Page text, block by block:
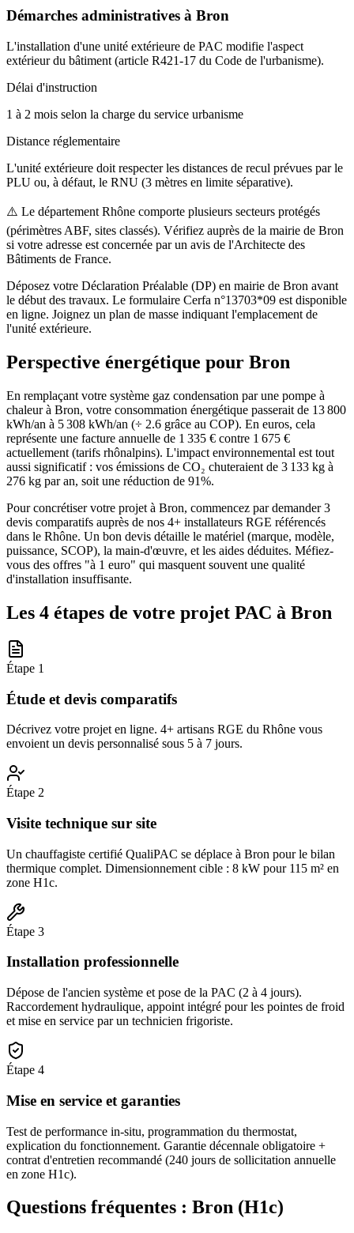
Démarches administratives à Bron
L'installation d'une unité extérieure de PAC modifie l'aspect
extérieur du bâtiment (article R421-17 du Code de l'urbanisme).
Délai d'instruction
1 à 2 mois selon la charge du service urbanisme
Distance réglementaire
L'unité extérieure doit respecter les distances de recul prévues par le
PLU ou, à défaut, le RNU (3 mètres en limite séparative).
⚠️ Le département Rhône comporte plusieurs secteurs protégés
(périmètres ABF, sites classés). Vérifiez auprès de la mairie de Bron
si votre adresse est concernée par un avis de l'Architecte des
Bâtiments de France.
Déposez votre Déclaration Préalable (DP) en mairie de Bron avant
le début des travaux. Le formulaire Cerfa n°13703*09 est disponible
en ligne. Joignez un plan de masse indiquant l'emplacement de
l'unité extérieure.
Perspective énergétique pour Bron
En remplaçant votre système gaz condensation par une pompe à
chaleur à Bron, votre consommation énergétique passerait de 13 800
kWh/an à 5 308 kWh/an (÷ 2.6 grâce au COP). En euros, cela
représente une facture annuelle de 1 335 € contre 1 675 €
actuellement (tarifs rhônalpins). L'impact environnemental est tout
aussi significatif : vos émissions de CO₂ chuteraient de 3 133 kg à
276 kg par an, soit une réduction de 91%.
Pour concrétiser votre projet à Bron, commencez par demander 3
devis comparatifs auprès de nos 4+ installateurs RGE référencés
dans le Rhône. Un bon devis détaille le matériel (marque, modèle,
puissance, SCOP), la main-d'œuvre, et les aides déduites. Méfiez-
vous des offres "à 1 euro" qui masquent souvent une qualité
d'installation insuffisante.
Les 4 étapes de votre projet PAC à Bron
Étape 1
Étude et devis comparatifs
Décrivez votre projet en ligne. 4+ artisans RGE du Rhône vous
envoient un devis personnalisé sous 5 à 7 jours.
Étape 2
Visite technique sur site
Un chauffagiste certifié QualiPAC se déplace à Bron pour le bilan
thermique complet. Dimensionnement cible : 8 kW pour 115 m² en
zone H1c.
Étape 3
Installation professionnelle
Dépose de l'ancien système et pose de la PAC (2 à 4 jours).
Raccordement hydraulique, appoint intégré pour les pointes de froid
et mise en service par un technicien frigoriste.
Étape 4
Mise en service et garanties
Test de performance in-situ, programmation du thermostat,
explication du fonctionnement. Garantie décennale obligatoire +
contrat d'entretien recommandé (240 jours de sollicitation annuelle
en zone H1c).
Questions fréquentes : Bron (H1c)